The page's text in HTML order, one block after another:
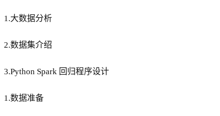
1.大数据分析
2.数据集介绍
3.Python Spark 回归程序设计
1.数据准备